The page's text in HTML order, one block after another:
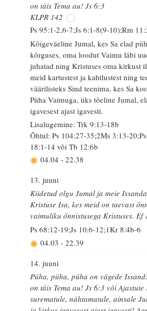
on täis Tema au! Js 6:3
KLPR 142
Ps 95:1-2,6-7;Js 6:1-8(9-10);Rm
Kõigeväeline Jumal, kes Sa elad
kõrguses, oma loodut Vaimu läbi
juhatad ning Kristuses oma kirkust
meid kartustest ja kahtlustest ning
väärilisteks Sind teenima, kes Sa
Püha Vaimuga, üks tõeline Jumal,
igavesest ajast igavesti.
Lisalugemine: Trk 9:13-18b
Õhtul: Ps 104:27-35;2Ms 3:13-
18:1-14 või Tb 12:6b
04.04 - 22.38
13. juuni
Kiidetud olgu Jumal ja meie Issanda
Kristuse Isa, kes meid on taevast
vaimuliku õnnistusega Kristuses. Ef
Ps 68:12-19;Js 10:6-12;1Kr 8:4b-6
04.03 - 22.39
14. juuni
Püha, püha, püha on vägede
on täis Tema au! Js 6:3 või Ajastute
surematule, nähtamatule, ainsale